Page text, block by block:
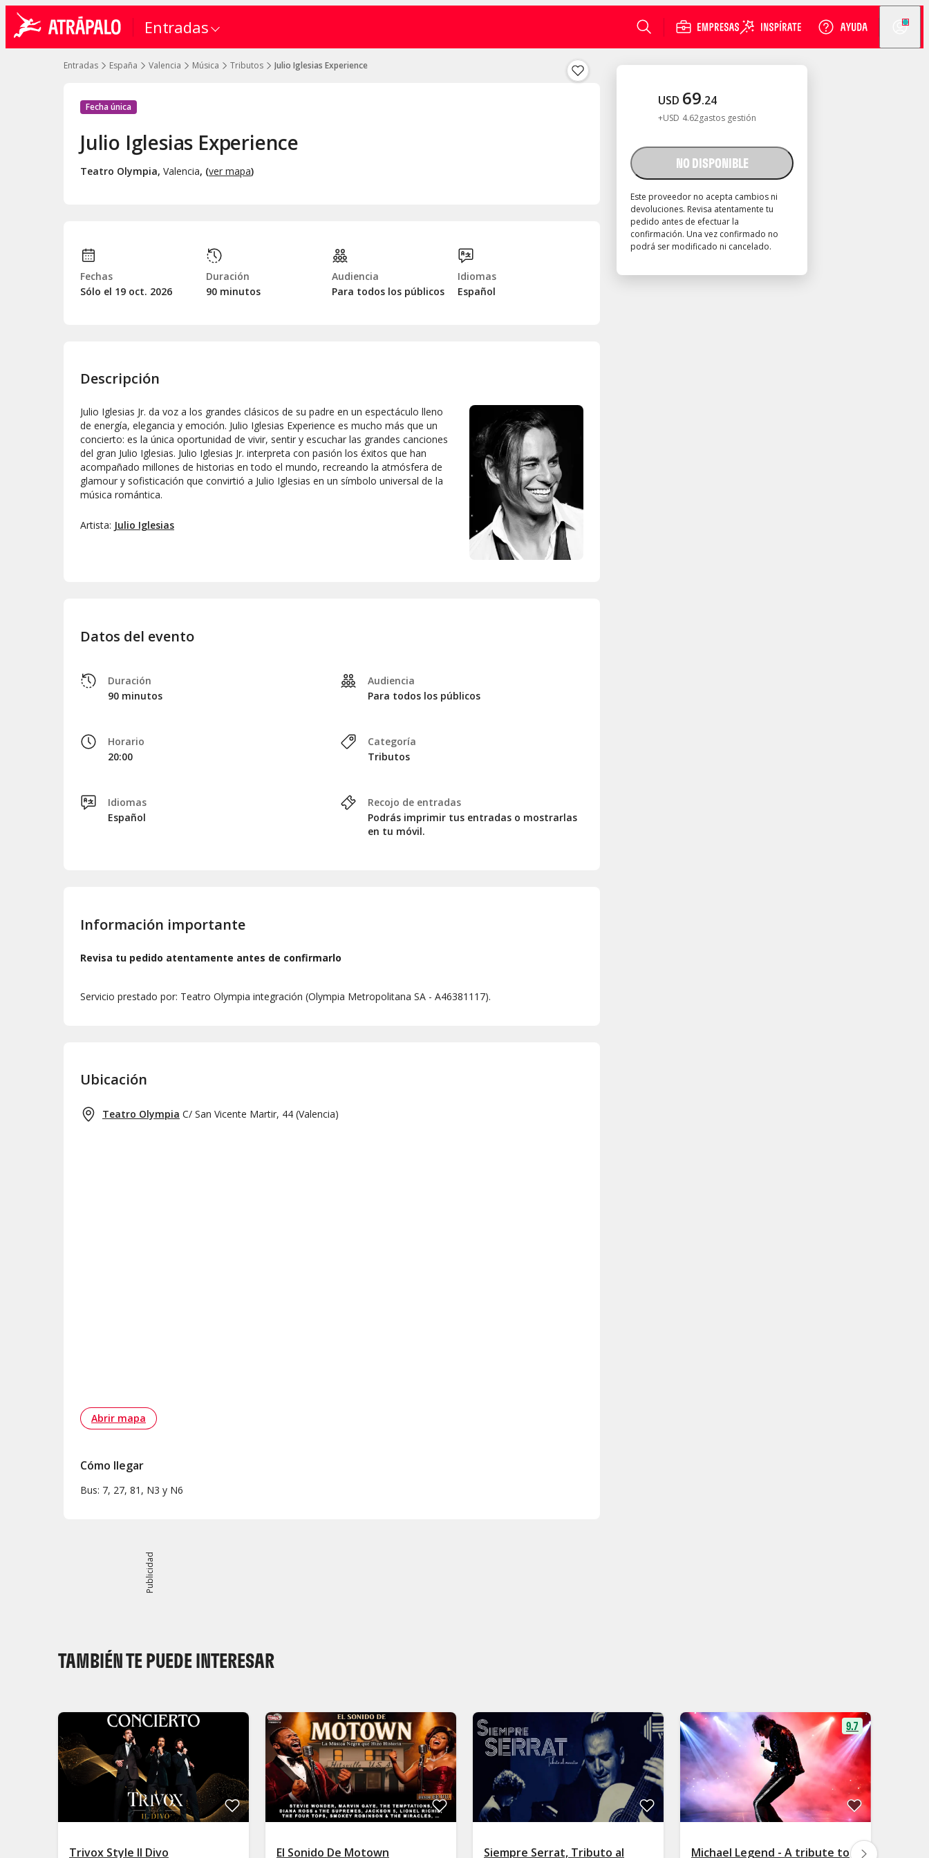
Entradas
Entradas España Valencia Música Tributos Julio Iglesias Experience
USD 69.24
+USD 4.62gastos gestión
NO DISPONIBLE
Este proveedor no acepta cambios ni
devoluciones. Revisa atentamente tu
pedido antes de efectuar la
confirmación. Una vez confirmado no
podrá ser modificado ni cancelado.
Fecha única
Julio Iglesias Experience
Teatro Olympia, Valencia, (ver mapa)
Fechas
Sólo el 19 oct. 2026
Duración
90 minutos
Audiencia
Para todos los públicos
Idiomas
Español
Descripción
Julio Iglesias Jr. da voz a los grandes clásicos de su padre en un espectáculo lleno
de energía, elegancia y emoción. Julio Iglesias Experience es mucho más que un
concierto: es la única oportunidad de vivir, sentir y escuchar las grandes canciones
del gran Julio Iglesias. Julio Iglesias Jr. interpreta con pasión los éxitos que han
acompañado millones de historias en todo el mundo, recreando la atmósfera de
glamour y sofisticación que convirtió a Julio Iglesias en un símbolo universal de la
música romántica.
Artista: Julio Iglesias
Datos del evento
Duración
90 minutos
Horario
20:00
Idiomas
Español
Audiencia
Para todos los públicos
Categoría
Tributos
Recojo de entradas
Podrás imprimir tus entradas o mostrarlas
en tu móvil.
Información importante
Revisa tu pedido atentamente antes de confirmarlo
Servicio prestado por: Teatro Olympia integración (Olympia Metropolitana SA - A46381117).
Ubicación
Teatro Olympia C/ San Vicente Martir, 44 (Valencia)
Abrir mapa
Cómo llegar
Bus: 7, 27, 81, N3 y N6
Publicidad
TAMBIÉN TE PUEDE INTERESAR
Trivox Style Il Divo El Sonido De Motown
Siempre Serrat, Tributo al
9.7
Michael Legend - A tribute to